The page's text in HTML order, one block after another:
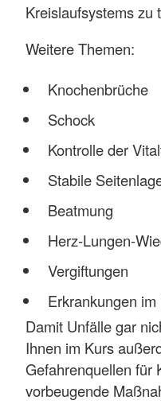
Kreislaufsystems zu
Weitere Themen:
Knochenbrüche
Schock
Kontrolle der
Stabile
Beatmung
Herz-Lungen-
Vergiftungen
Erkrankungen
Damit Unfälle gar
Ihnen im Kurs
Gefahrenquellen für
vorbeugende